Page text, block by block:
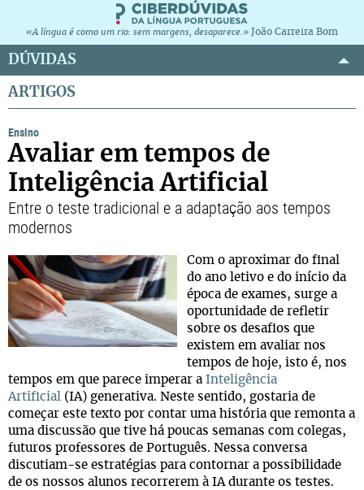
«A língua é como um rio: sem margens, desaparece.» João Carreira Bom
DÚVIDAS
ARTIGOS
Ensino
Avaliar em tempos de
Inteligência Artificial
Entre o teste tradicional e a adaptação aos tempos
modernos
Com o aproximar do final
do ano letivo e do início da
época de exames, surge a
oportunidade de refletir
sobre os desafios que
existem em avaliar nos
tempos de hoje, isto é, nos
tempos em que parece imperar a Inteligência
Artificial (IA) generativa. Neste sentido, gostaria de
começar este texto por contar uma história que remonta a
uma discussão que tive há poucas semanas com colegas,
futuros professores de Português. Nessa conversa
discutiam-se estratégias para contornar a possibilidade
de os nossos alunos recorrerem à IA durante os testes.